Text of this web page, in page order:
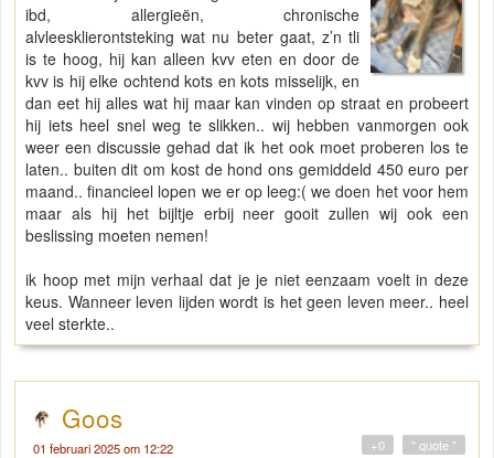
ibd, allergieën, chronische
alvleesklierontsteking wat nu beter gaat, z’n tli
is te hoog, hij kan alleen kvv eten en door de
kvv is hij elke ochtend kots en kots misselijk, en
dan eet hij alles wat hij maar kan vinden op straat en probeert
hij iets heel snel weg te slikken.. wij hebben vanmorgen ook
weer een discussie gehad dat ik het ook moet proberen los te
laten.. buiten dit om kost de hond ons gemiddeld 450 euro per
maand.. financieel lopen we er op leeg:( we doen het voor hem
maar als hij het bijltje erbij neer gooit zullen wij ook een
beslissing moeten nemen!
ik hoop met mijn verhaal dat je je niet eenzaam voelt in deze
keus. Wanneer leven lijden wordt is het geen leven meer.. heel
veel sterkte..
Goos
01 februari 2025 om 12:22 " quote "
+0